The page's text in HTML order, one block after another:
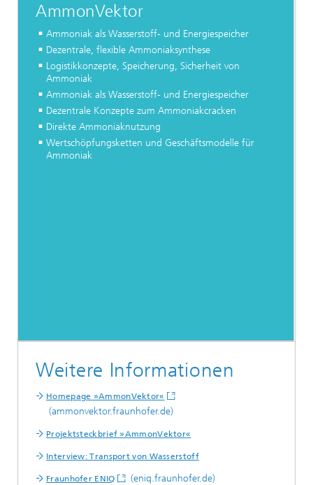
AmmonVektor
Ammoniak als Wasserstoff- und Energiespeicher
Dezentrale, flexible Ammoniaksynthese
Logistikkonzepte, Speicherung, Sicherheit von
Ammoniak
Ammoniak als Wasserstoff- und Energiespeicher
Dezentrale Konzepte zum Ammoniakcracken
Direkte Ammoniaknutzung
Wertschöpfungsketten und Geschäftsmodelle für
Ammoniak
Weitere Informationen
Homepage »AmmonVektor«
(ammonvektor.fraunhofer.de)
Projektsteckbrief »AmmonVektor«
Interview: Transport von Wasserstoff
Fraunhofer ENIQ (eniq.fraunhofer.de)